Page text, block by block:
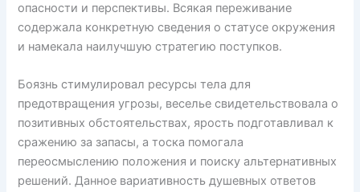
опасности и перспективы. Всякая переживание
содержала конкретную сведения о статусе окружения
и намекала наилучшую стратегию поступков.
Боязнь стимулировал ресурсы тела для
предотвращения угрозы, веселье свидетельствовала о
позитивных обстоятельствах, ярость подготавливал к
сражению за запасы, а тоска помогала
переосмыслению положения и поиску альтернативных
решений. Данное вариативность душевных ответов